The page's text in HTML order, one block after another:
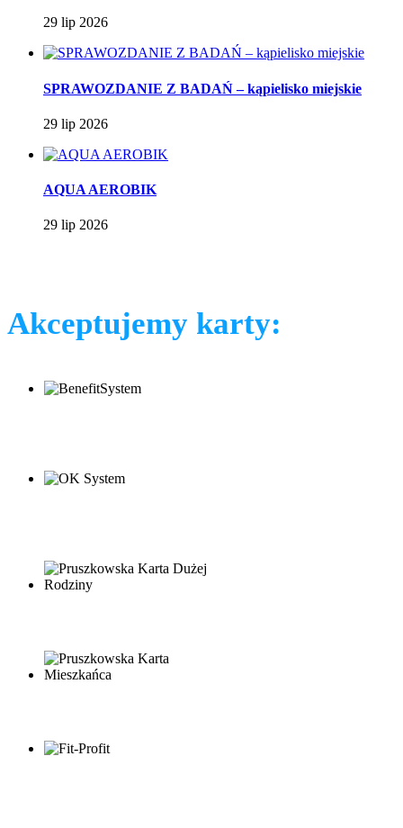
29 lip 2026
SPRAWOZDANIE Z BADAŃ – kąpielisko miejskie
29 lip 2026
AQUA AEROBIK
29 lip 2026
Akceptujemy karty: